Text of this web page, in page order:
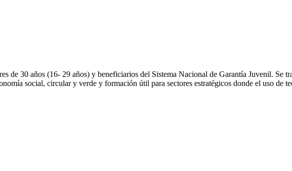
de 30 años (16- 29 años) y beneficiarios del Sistema Nacional de Garantía Juvenil. Se
social, circular y verde y formación útil para sectores estratégicos donde el uso de